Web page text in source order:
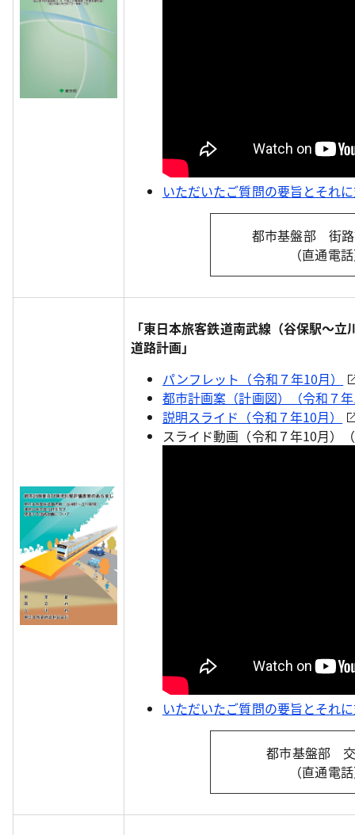
いただいたご質問の要旨とそれ
都市基盤部 街
（直通電
「東日本旅客鉄道南武線（谷保駅～
道路計画」
パンフレット（令和７年10月）
都市計画案（計画図）（令和７
説明スライド（令和７年10月）
スライド動画（令和７年10月）
いただいたご質問の要旨とそれ
都市基盤部
（直通電